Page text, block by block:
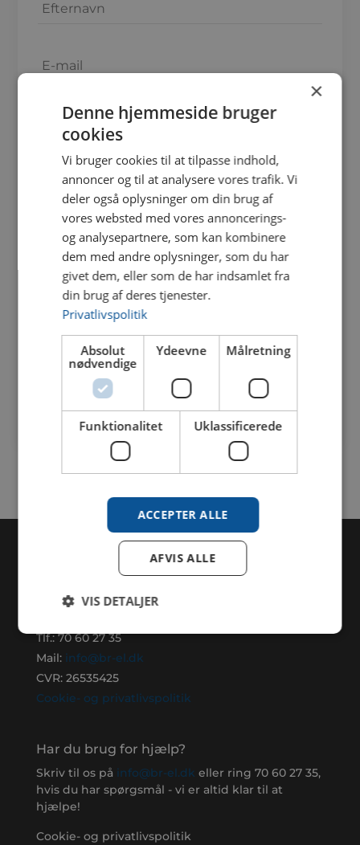
Send
6870 Ølgod
Tlf.:70 60 27 35
Mail: info@br-el.dk
CVR: 26535425
Cookie- og privatlivspolitik
Har du brug for hjælp?
Skriv til os på info@br-el.dk eller ring 70 60 27 35,
hvis du har spørgsmål - vi er altid klar til at
hjælpe!
Cookie- og privatlivspolitik
×
Denne hjemmeside bruger
cookies
Vi bruger cookies til at tilpasse indhold,
annoncer og til at analysere vores trafik. Vi
deler også oplysninger om din brug af
vores websted med vores annoncerings-
og analysepartnere, som kan kombinere
dem med andre oplysninger, som du har
givet dem, eller som de har indsamlet fra
din brug af deres tjenester.
Privatlivspolitik
Absolut
nødvendige
Ydeevne Målretning
Funktionalitet Uklassificerede
ACCEPTER ALLE
AFVIS ALLE
VIS DETALJER